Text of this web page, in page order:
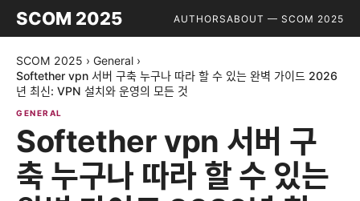
SCOM 2025 AUTHORSABOUT — SCOM 2025
SCOM 2025 › General ›
Softether vpn 서버 구축 누구나 따라 할 수 있는 완벽 가이드 2026
년 최신: VPN 설치와 운영의 모든 것
GENERAL
Softether vpn 서버 구
축 누구나 따라 할 수 있는